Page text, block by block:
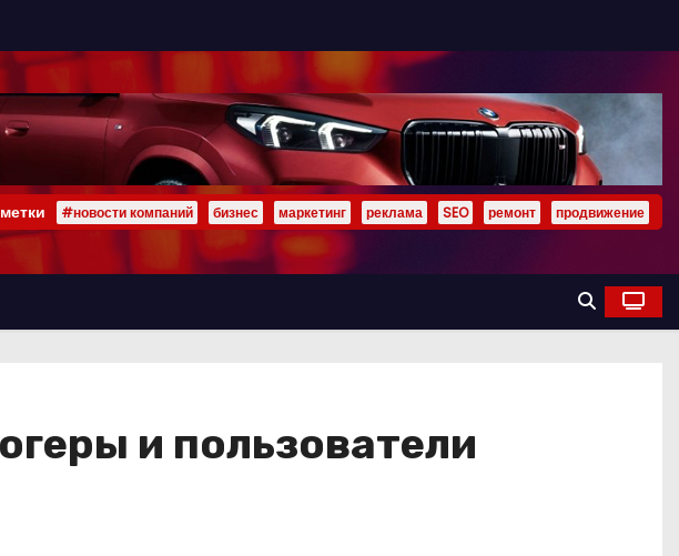
#новости компаний бизнес маркетинг реклама SEO ремонт продвижение
и пользователи